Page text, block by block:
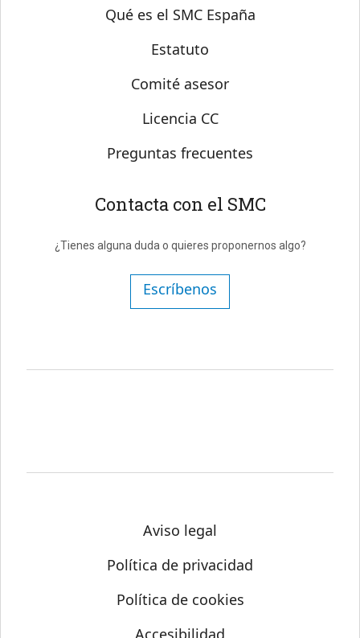
Sobre SMC España
Qué es el SMC España
Estatuto
Comité asesor
Licencia CC
Preguntas frecuentes
Contacta con el SMC
¿Tienes alguna duda o quieres proponernos algo?
Escríbenos
Aviso legal
Política de privacidad
Política de cookies
Accesibilidad